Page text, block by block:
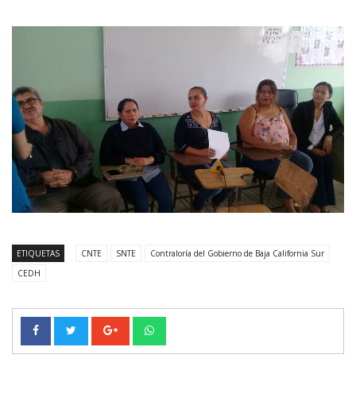
ETIQUETAS CNTE SNTE
Contraloría del Gobierno de Baja California Sur
CEDH